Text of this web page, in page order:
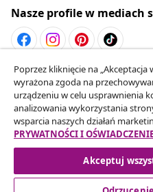
Nasze profile w mediach
Odstąpienie od umowy
Złóż wniosek o
Twojego zamówienia.
Poprzez kliknięcie na
wyrażona zgoda na
urządzeniu w celu usprawnienia
analizowania wykorzystania
wsparcia naszych działań
PRYWATNOŚCI I
Akceptuj